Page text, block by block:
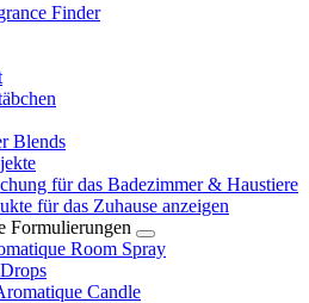
Finder
Blends
für das Badezimmer & Haustiere
für das Zuhause anzeigen
Formulierungen
Room Spray
Candle